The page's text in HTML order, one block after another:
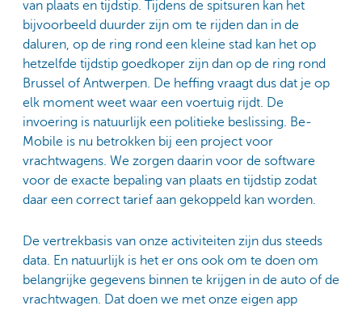
van plaats en tijdstip. Tijdens de spitsuren kan het
bijvoorbeeld duurder zijn om te rijden dan in de
daluren, op de ring rond een kleine stad kan het op
hetzelfde tijdstip goedkoper zijn dan op de ring rond
Brussel of Antwerpen. De heffing vraagt dus dat je op
elk moment weet waar een voertuig rijdt. De
invoering is natuurlijk een politieke beslissing. Be-
Mobile is nu betrokken bij een project voor
vrachtwagens. We zorgen daarin voor de software
voor de exacte bepaling van plaats en tijdstip zodat
daar een correct tarief aan gekoppeld kan worden.
De vertrekbasis van onze activiteiten zijn dus steeds
data. En natuurlijk is het er ons ook om te doen om
belangrijke gegevens binnen te krijgen in de auto of de
vrachtwagen. Dat doen we met onze eigen app